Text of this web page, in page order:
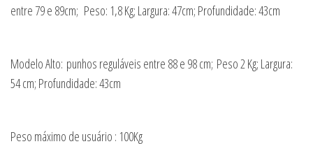
entre 79 e 89cm; Peso: 1,8 Kg; Largura: 47cm; Profundidade: 43cm
Modelo Alto: punhos reguláveis entre 88 e 98 cm; Peso 2 Kg; Largura:
54 cm; Profundidade: 43cm
Peso máximo de usuário : 100Kg